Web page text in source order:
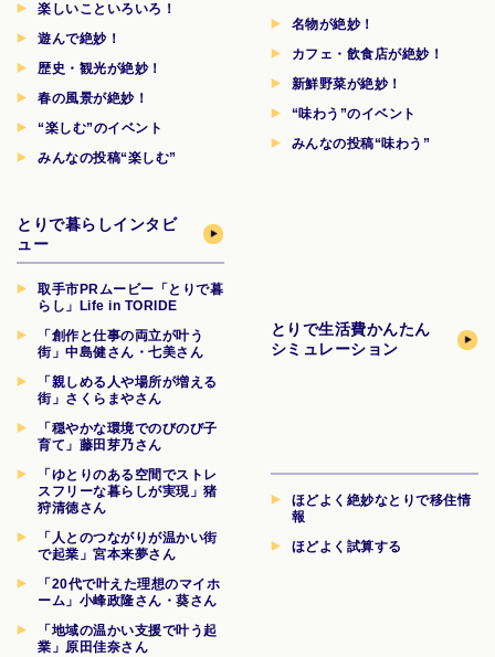
楽しいこといろいろ！
遊んで絶妙！
歴史・観光が絶妙！
春の風景が絶妙！
“楽しむ”のイベント
みんなの投稿“楽しむ”
名物が絶妙！
カフェ・飲食店が絶妙！
新鮮野菜が絶妙！
“味わう”のイベント
みんなの投稿“味わう”
とりで暮らしインタビ
ュー
取手市PRムービー「とりで暮
らし」Life in TORIDE
「創作と仕事の両立が叶う
街」中島健さん・七美さん
「親しめる人や場所が増える
街」さくらまやさん
「穏やかな環境でのびのび子
育て」藤田芽乃さん
「ゆとりのある空間でストレ
スフリーな暮らしが実現」猪
狩清徳さん
「人とのつながりが温かい街
で起業」宮本来夢さん
「20代で叶えた理想のマイホ
ーム」小峰政隆さん・葵さん
「地域の温かい支援で叶う起
業」原田佳奈さん
とりで生活費かんたん
シミュレーション
ほどよく絶妙なとりで移住情
報
ほどよく試算する